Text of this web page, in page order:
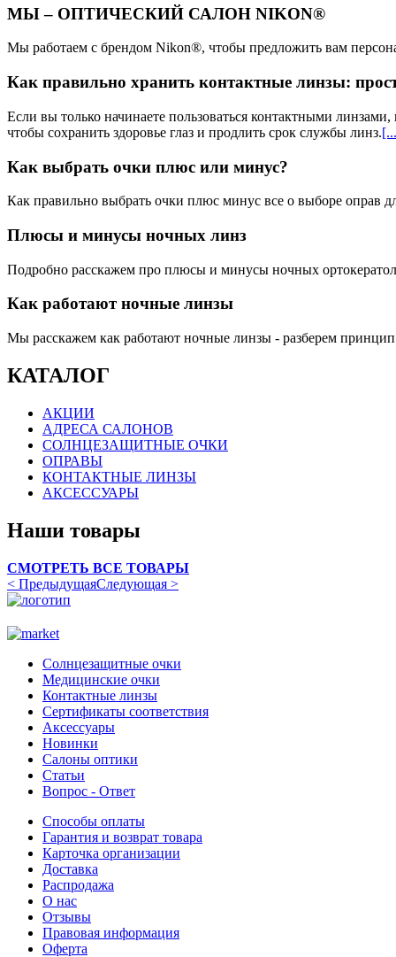
МЫ – ОПТИЧЕСКИЙ САЛОН NIKON®​
Мы работаем с брендом Nikon®, чтобы предложить вам
Как правильно хранить контактные линзы:
Если вы только начинаете пользоваться контактными
чтобы сохранить здоровье глаз и продлить срок службы линз.
Как выбрать очки плюс или минус?
Как правильно выбрать очки плюс минус все о выборе оправ
Плюсы и минусы ночных линз
Подробно расскажем про плюсы и минусы ночных
Как работают ночные линзы
Мы расскажем как работают ночные линзы - разберем
КАТАЛОГ
АКЦИИ
АДРЕСА САЛОНОВ
СОЛНЦЕЗАЩИТНЫЕ ОЧКИ
ОПРАВЫ
КОНТАКТНЫЕ ЛИНЗЫ
АКСЕССУАРЫ
Наши товары
СМОТРЕТЬ ВСЕ ТОВАРЫ
< ПредыдущаяСледующая >
Солнцезащитные очки
Медицинские очки
Контактные линзы
Сертификаты соответствия
Аксессуары
Новинки
Салоны оптики
Статьи
Вопрос - Ответ
Способы оплаты
Гарантия и возврат товара
Карточка организации
Доставка
Распродажа
О нас
Отзывы
Правовая информация
Оферта